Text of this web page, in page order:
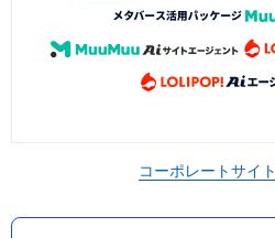
コーポレートサイト